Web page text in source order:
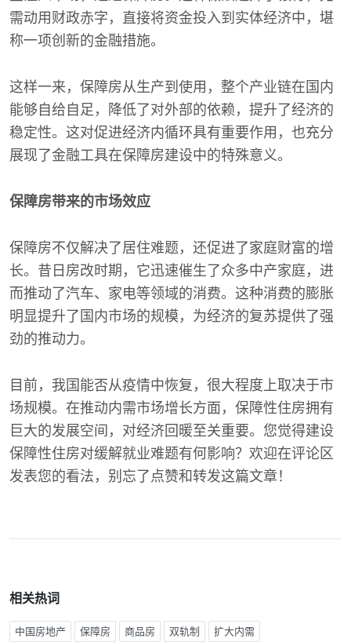
需动用财政赤字，直接将资金投入到实体经济中，堪
称一项创新的金融措施。
这样一来，保障房从生产到使用，整个产业链在国内
能够自给自足，降低了对外部的依赖，提升了经济的
稳定性。这对促进经济内循环具有重要作用，也充分
展现了金融工具在保障房建设中的特殊意义。
保障房带来的市场效应
保障房不仅解决了居住难题，还促进了家庭财富的增
长。昔日房改时期，它迅速催生了众多中产家庭，进
而推动了汽车、家电等领域的消费。这种消费的膨胀
明显提升了国内市场的规模，为经济的复苏提供了强
劲的推动力。
目前，我国能否从疫情中恢复，很大程度上取决于市
场规模。在推动内需市场增长方面，保障性住房拥有
巨大的发展空间，对经济回暖至关重要。您觉得建设
保障性住房对缓解就业难题有何影响？欢迎在评论区
发表您的看法，别忘了点赞和转发这篇文章！
相关热词
中国房地产 保障房 商品房 双轨制 扩大内需